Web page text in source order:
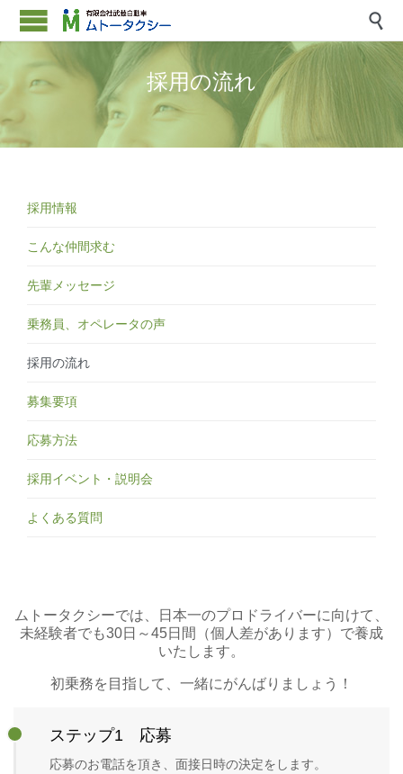

採用の流れ
採用情報
こんな仲間求む
先輩メッセージ
乗務員、オペレータの声
採用の流れ
募集要項
応募方法
採用イベント・説明会
よくある質問
ムトータクシーでは、日本一のプロドライバーに向けて、
未経験者でも30日～45日間（個人差があります）で養成
いたします。
初乗務を目指して、一緒にがんばりましょう！
ステップ1 応募
応募のお電話を頂き、面接日時の決定をします。